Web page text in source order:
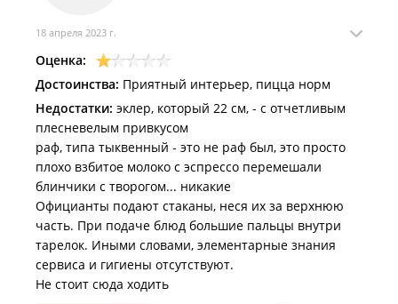
Комментарий:
думаю: может быть две достаточно? Прям странное
впечатление оставило заведение. Готовят неплохо,
при этом гости должны сами справляться пока
находятся в зале.
18 апреля 2023 г.
Оценка:
Достоинства: Приятный интерьер, пицца норм
Недостатки: эклер, который 22 см, - с отчетливым
плесневелым привкусом
раф, типа тыквенный - это не раф был, это просто
плохо взбитое молоко с эспрессо перемешали
блинчики с творогом... никакие
Официанты подают стаканы, неся их за верхнюю
часть. При подаче блюд большие пальцы внутри
тарелок. Иными словами, элементарные знания
сервиса и гигиены отсутствуют.
Не стоит сюда ходить